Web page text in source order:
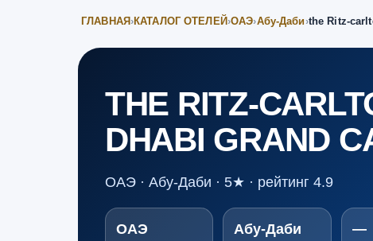
ГЛАВНАЯ ›КАТАЛОГ ОТЕЛЕЙ ›ОАЭ›Абу-Даби ›the Ritz-
THE RITZ-
DHABI GRAND
ОАЭ · Абу-Даби · 5★ · рейтинг 4.9
ОАЭ Абу-Даби —